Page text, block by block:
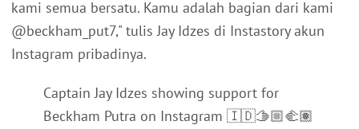
kami semua bersatu. Kamu adalah bagian dari kami
@beckham_put7," tulis Jay Idzes di Instastory akun
Instagram pribadinya.
Captain Jay Idzes showing support for
Beckham Putra on Instagram 🇮🇩🫱🏼‍🫲🏽